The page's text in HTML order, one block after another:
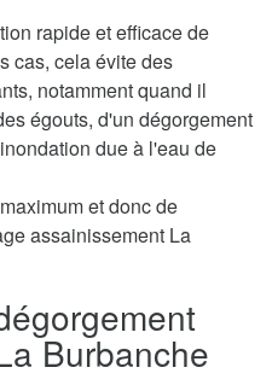
rapide et efficace de
cas, cela évite des
notamment quand il
égouts, d'un dégorgement
due à l'eau de
et donc de
assainissement La
Burbanche